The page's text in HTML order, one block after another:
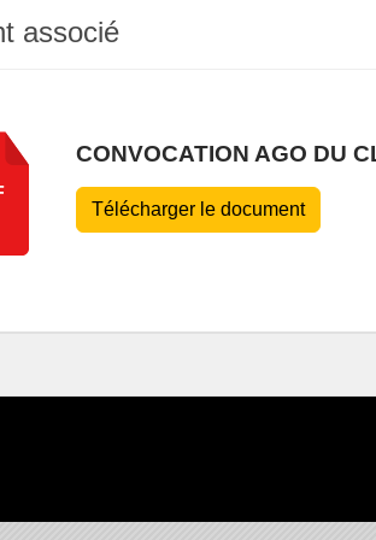
associé
CONVOCATION AGO DU
Télécharger le document